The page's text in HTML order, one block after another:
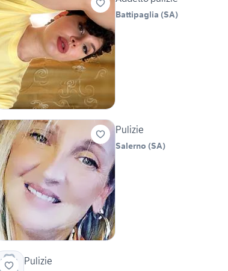
Battipaglia (SA)
Pulizie
Salerno (SA)
Pulizie